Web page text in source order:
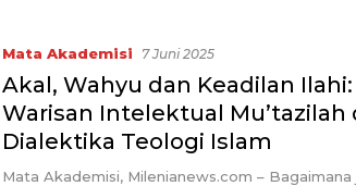
Mata Akademisi 7 Juni 2025
Akal, Wahyu dan Keadilan
Warisan Intelektual Mu’tazilah
Dialektika Teologi Islam
Mata Akademisi, Milenianews.com – Bagaimana